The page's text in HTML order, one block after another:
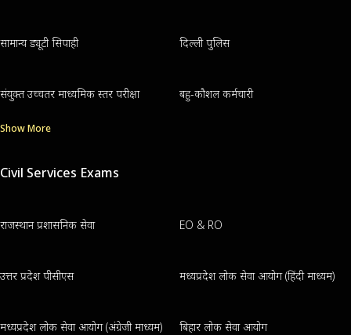
सामान्य ड्यूटी सिपाही दिल्ली पुलिस
संयुक्त उच्चतर माध्यमिक स्तर परीक्षा बहु-कौशल कर्मचारी
Show More
Civil Services Exams
राजस्थान प्रशासनिक सेवा EO & RO
उत्तर प्रदेश पीसीएस मध्यप्रदेश लोक सेवा आयोग (हिंदी माध्यम)
मध्यप्रदेश लोक सेवा आयोग (अंग्रेजी माध्यम) बिहार लोक सेवा आयोग